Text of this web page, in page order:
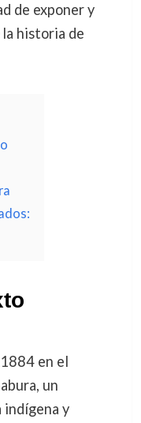
de exponer y
historia de
en el
un
y